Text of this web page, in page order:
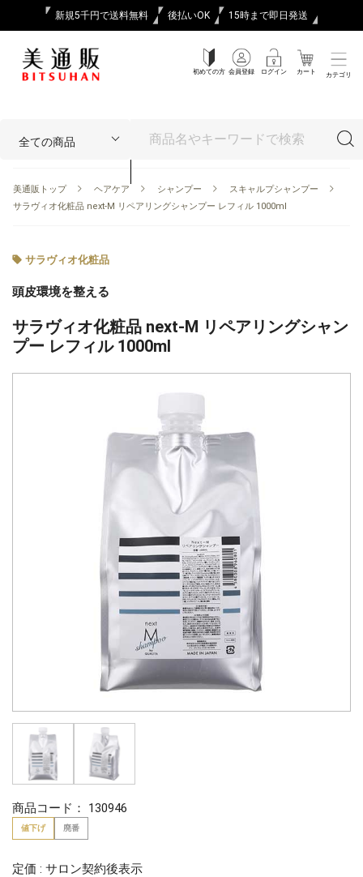
新規5千円で送料無料 後払いOK 15時まで即日発送
初めての方 会員登録 ログイン カート カテゴリ
美通販トップ ヘアケア シャンプー
スキャルプシャンプー
サラヴィオ化粧品 next-M リペアリングシャンプー レフィル 1000ml
サラヴィオ化粧品
頭皮環境を整える
サラヴィオ化粧品 next-M リペアリングシャン
プー レフィル 1000ml
商品コード： 130946
値下げ 廃番
定価 : サロン契約後表示